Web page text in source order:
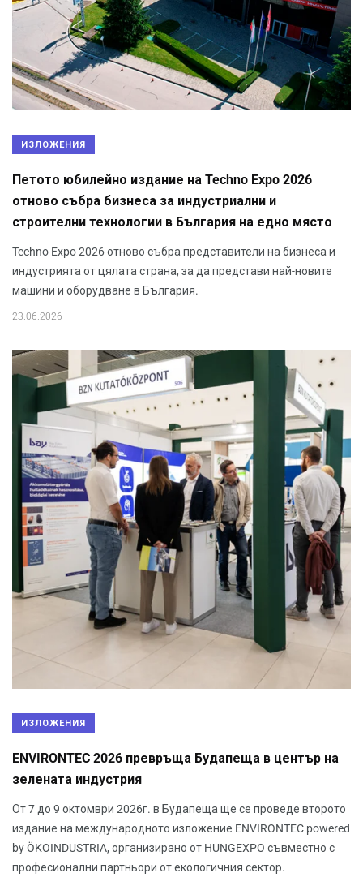
ИЗЛОЖЕНИЯ
Петото юбилейно издание на Techno Expo 2026
отново събра бизнеса за индустриални и
строителни технологии в България на едно място
Techno Expo 2026 отново събра представители на бизнеса и
индустрията от цялата страна, за да представи най-новите
машини и оборудване в България.
23.06.2026
ИЗЛОЖЕНИЯ
ENVIRONTEC 2026 превръща Будапеща в център на
зелената индустрия
От 7 до 9 октомври 2026г. в Будапеща ще се проведе второто
издание на международното изложение ENVIRONTEC powered
by ÖKOINDUSTRIA, организирано от HUNGEXPO съвместно с
професионални партньори от екологичния сектор.